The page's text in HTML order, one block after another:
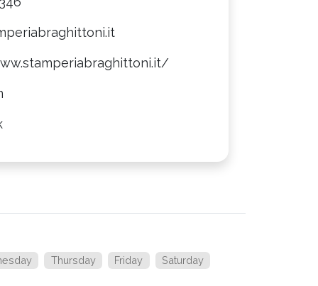
Thursday Friday Saturday